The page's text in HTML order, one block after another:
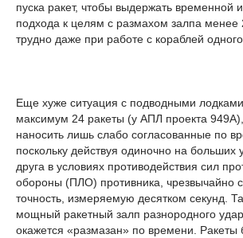
пуска ракет, чтобы выдержать временной
подхода к целям с размахом залпа менее
трудно даже при работе с кораблей
Еще хуже ситуация с подводными
максимум 24 ракеты (у АПЛ проекта
наносить лишь слабо согласованные по
поскольку действуя одиночно на больших
друга в условиях противодействия сил
обороны (ПЛО) противника, чрезвычайно
точность, измеряемую десятком секунд.
мощный ракетный залп разнородного
окажется «размазан» по времени. Ракеты